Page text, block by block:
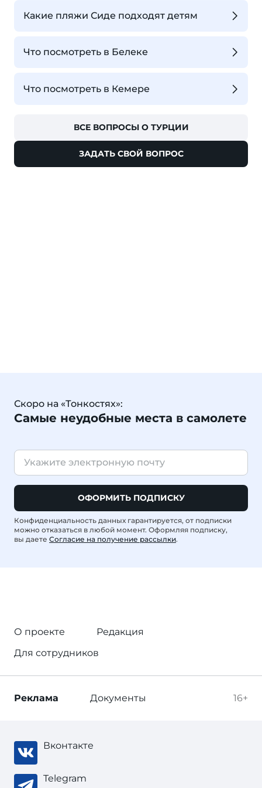
Какие пляжи Сиде подходят детям
Что посмотреть в Белеке
Что посмотреть в Кемере
ВСЕ ВОПРОСЫ О ТУРЦИИ
ЗАДАТЬ СВОЙ ВОПРОС
Скоро на «Тонкостях»:
Самые неудобные места в самолете
ОФОРМИТЬ ПОДПИСКУ
Конфиденциальность данных гарантируется, от подписки
можно отказаться в любой момент. Оформляя подписку,
вы даете Согласие на получение рассылки.
О проекте
Редакция
Для сотрудников
16+
Реклама Документы
Вконтакте
Telegram